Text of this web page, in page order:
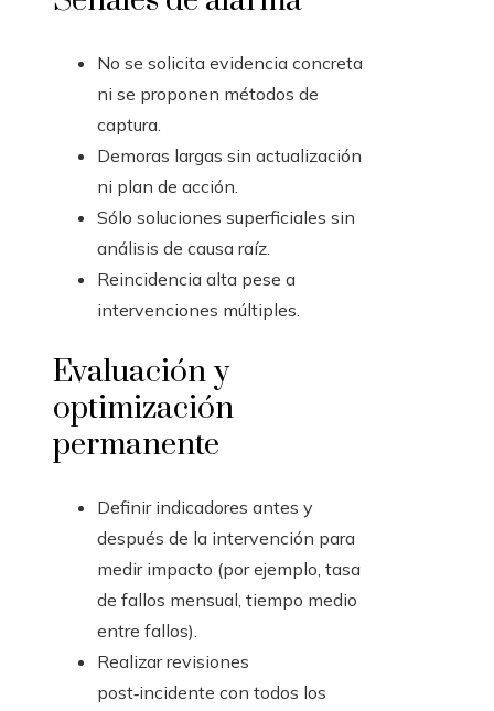
No se solicita evidencia concreta
ni se proponen métodos de
captura.
Demoras largas sin actualización
ni plan de acción.
Sólo soluciones superficiales sin
análisis de causa raíz.
Reincidencia alta pese a
intervenciones múltiples.
Evaluación y
optimización
permanente
Definir indicadores antes y
después de la intervención para
medir impacto (por ejemplo, tasa
de fallos mensual, tiempo medio
entre fallos).
Realizar revisiones
post‑incidente con todos los